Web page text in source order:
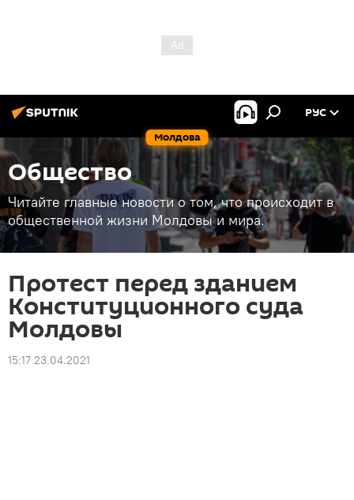
Молдова
РУС
Общество
Читайте главные новости о том, что происходит в
общественной жизни Молдовы и мира.
Протест перед зданием
Конституционного суда
Молдовы
15:17 23.04.2021